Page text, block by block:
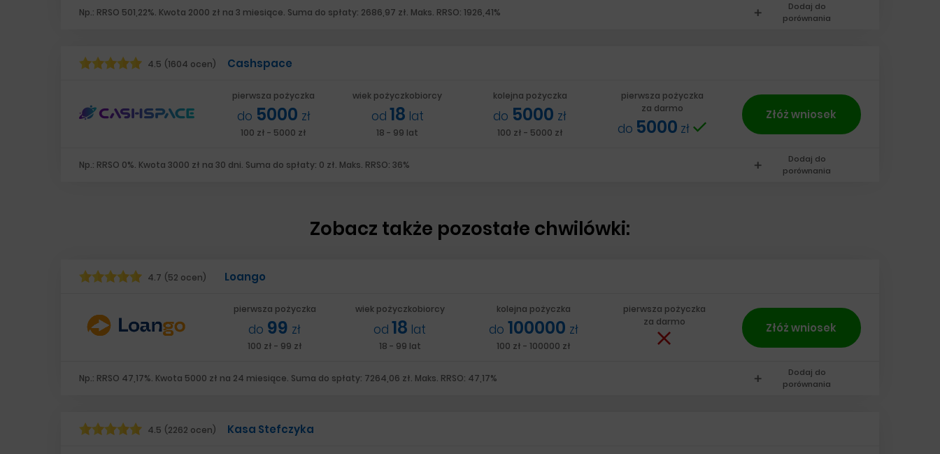
Np.: RRSO 501,22%. Kwota 2000 zł na 3 miesiące. Suma do spłaty: 2686,97 zł. Maks. RRSO: 1926,41% add
Dodaj do
porównania
4.5 (1604 ocen) Cashspace
pierwsza pożyczka
do 5000 zł
100 zł - 5000 zł
wiek pożyczkobiorcy
od 18 lat
18 - 99 lat
kolejna pożyczka
do 5000 zł
100 zł - 5000 zł
pierwsza pożyczka
za darmo
do 5000 zł
Złóż wniosek
Np.: RRSO 0%. Kwota 3000 zł na 30 dni. Suma do spłaty: 0 zł. Maks. RRSO: 36% add
Dodaj do
porównania
Zobacz także pozostałe chwilówki:
4.7 (52 ocen) Loango
pierwsza pożyczka
do 99 zł
100 zł - 99 zł
wiek pożyczkobiorcy
od 18 lat
18 - 99 lat
kolejna pożyczka
do 100000 zł
100 zł - 100000 zł
pierwsza pożyczka
za darmo
Złóż wniosek
Np.: RRSO 47,17%. Kwota 5000 zł na 24 miesiące. Suma do spłaty: 7264,06 zł. Maks. RRSO: 47,17% add
Dodaj do
porównania
4.5 (2262 ocen) Kasa Stefczyka